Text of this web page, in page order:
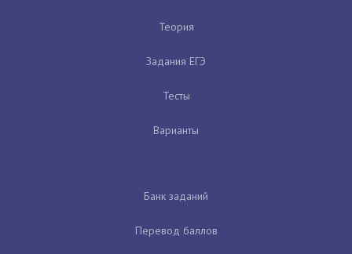
Теория
Задания ЕГЭ
Тесты
Варианты
Банк заданий
Перевод баллов